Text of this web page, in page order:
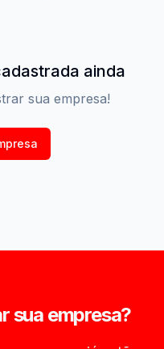
ainda
sua empresa!
sua empresa?